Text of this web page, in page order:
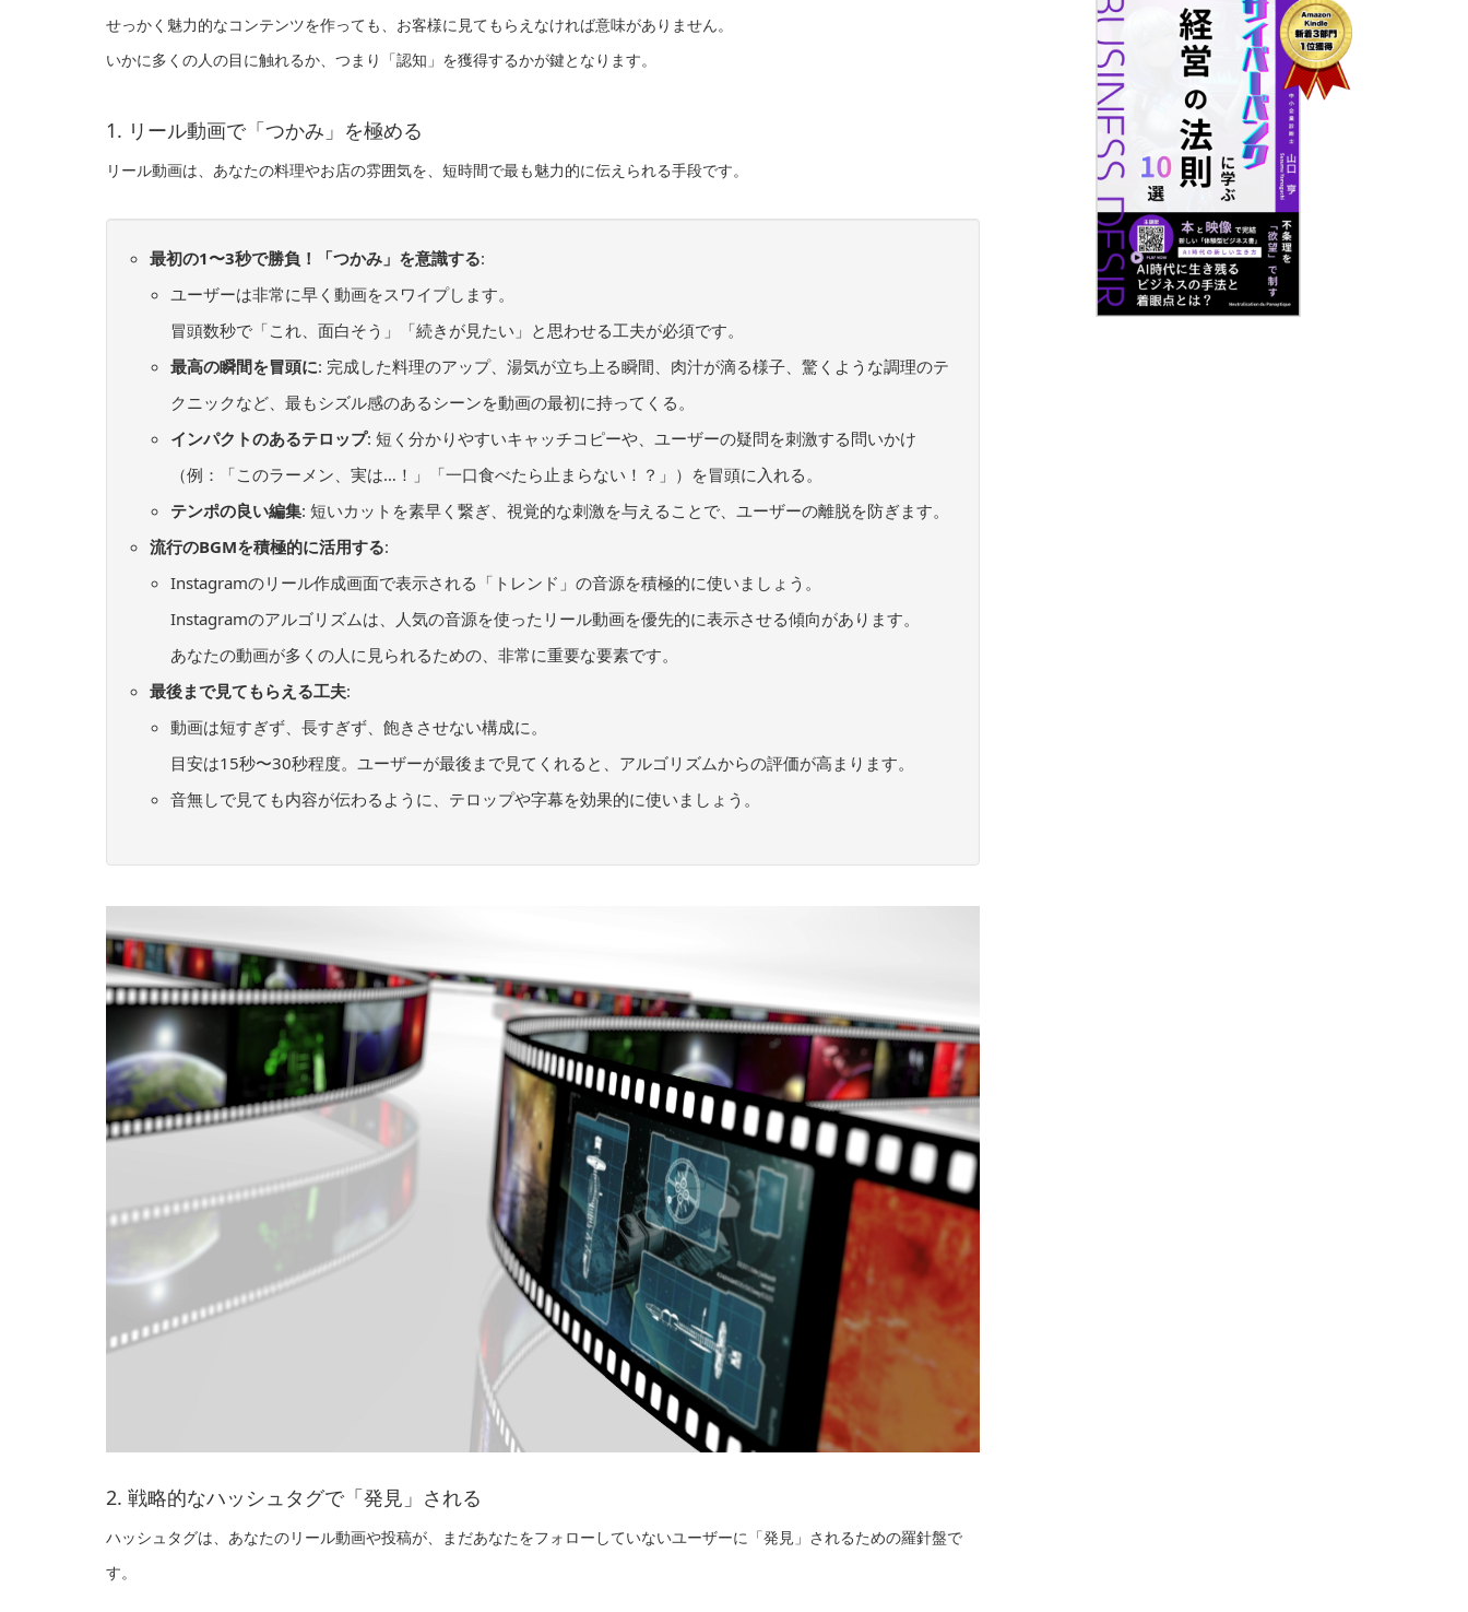
せっかく魅力的なコンテンツを作っても、お客様に見てもらえなければ意味がありません。
いかに多くの人の目に触れるか、つまり「認知」を獲得するかが鍵となります。
1. リール動画で「つかみ」を極める
リール動画は、あなたの料理やお店の雰囲気を、短時間で最も魅力的に伝えられる手段です。
最初の1〜3秒で勝負！「つかみ」を意識する:
ユーザーは非常に早く動画をスワイプします。
冒頭数秒で「これ、面白そう」「続きが見たい」と思わせる工夫が必須です。
最高の瞬間を冒頭に: 完成した料理のアップ、湯気が立ち上る瞬間、肉汁が滴る様子、驚くような調理のテ
クニックなど、最もシズル感のあるシーンを動画の最初に持ってくる。
インパクトのあるテロップ: 短く分かりやすいキャッチコピーや、ユーザーの疑問を刺激する問いかけ
（例：「このラーメン、実は…！」「一口食べたら止まらない！？」）を冒頭に入れる。
テンポの良い編集: 短いカットを素早く繋ぎ、視覚的な刺激を与えることで、ユーザーの離脱を防ぎます。
流行のBGMを積極的に活用する:
Instagramのリール作成画面で表示される「トレンド」の音源を積極的に使いましょう。
Instagramのアルゴリズムは、人気の音源を使ったリール動画を優先的に表示させる傾向があります。
あなたの動画が多くの人に見られるための、非常に重要な要素です。
最後まで見てもらえる工夫:
動画は短すぎず、長すぎず、飽きさせない構成に。
目安は15秒〜30秒程度。ユーザーが最後まで見てくれると、アルゴリズムからの評価が高まります。
音無しで見ても内容が伝わるように、テロップや字幕を効果的に使いましょう。
2. 戦略的なハッシュタグで「発見」される
ハッシュタグは、あなたのリール動画や投稿が、まだあなたをフォローしていないユーザーに「発見」されるための羅針盤で
す。